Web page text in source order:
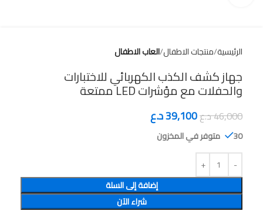
الرئيسية منتجات الاطفال العاب الاطفال
جهاز كشف الكذب الكهربائي للاختبارات
والحفلات مع مؤشرات LED ممتعة
46,000د.ع39,100د.ع
30 متوفر في المخزون
إضافة إلى السلة
شراء الآن